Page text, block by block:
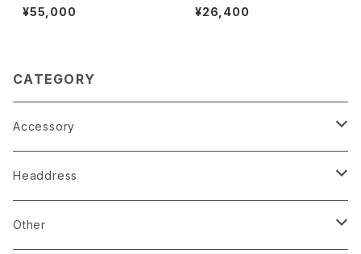
¥55,000
ドレス
¥26,400
CATEGORY
Accessory
earrings
pierce
Headdress
linestone comb
Other